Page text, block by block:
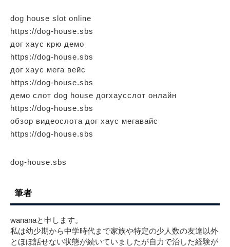
dog house slot online
https://dog-house.sbs
дог хаус крю демо
https://dog-house.sbs
дог хаус мега вейс
https://dog-house.sbs
демо слот dog house догхаусслот онлайн
https://dog-house.sbs
обзор видеослота дог хаус мегавайс
https://dog-house.sbs
dog-house.sbs
筆者
wananaと申します。
私は幼少期から中学時代まで家族や特定の少人数の友達以外
とほぼ話せない状態が続いていましたが自力で治した経験が